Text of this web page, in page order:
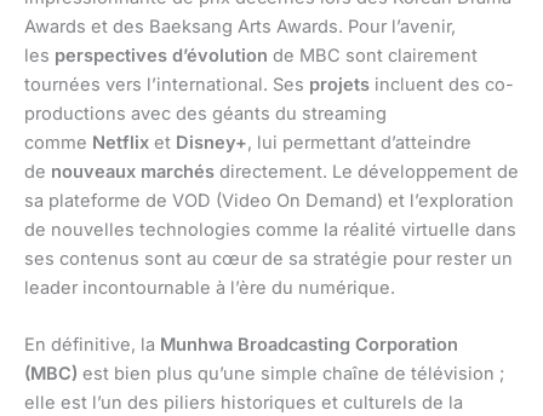
Awards et des Baeksang Arts Awards. Pour l’avenir,
les perspectives d’évolution de MBC sont clairement
tournées vers l’international. Ses projets incluent des co-
productions avec des géants du streaming
comme Netflix et Disney+, lui permettant d’atteindre
de nouveaux marchés directement. Le développement de
sa plateforme de VOD (Video On Demand) et l’exploration
de nouvelles technologies comme la réalité virtuelle dans
ses contenus sont au cœur de sa stratégie pour rester un
leader incontournable à l’ère du numérique.
En définitive, la Munhwa Broadcasting Corporation
(MBC) est bien plus qu’une simple chaîne de télévision ;
elle est l’un des piliers historiques et culturels de la